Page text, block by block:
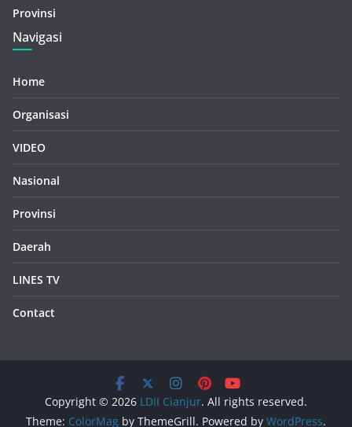
Provinsi
Navigasi
Home
Organisasi
VIDEO
Nasional
Provinsi
Daerah
LINES TV
Contact
Copyright © 2026 LDII Cianjur. All rights reserved.
Theme: ColorMag by ThemeGrill. Powered by WordPress.